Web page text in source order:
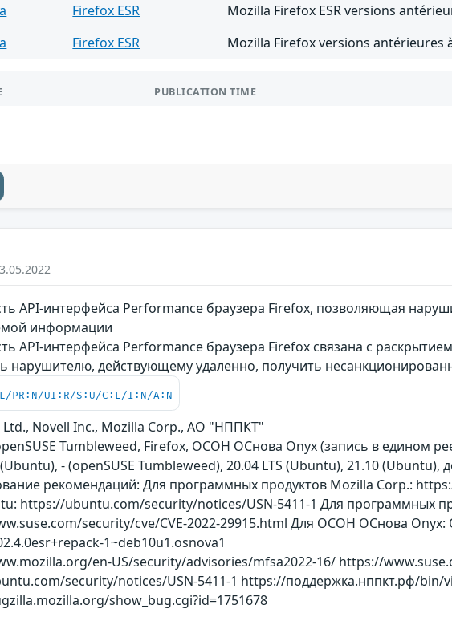
Firefox ESR
Mozilla Firefox ESR versions
Firefox ESR Mozilla Firefox versions antérieures
PUBLICATION TIME
API-интерфейса Performance браузера Firefox, позволяющая
информации
API-интерфейса Performance браузера Firefox связана с
нарушителю, действующему удаленно, получить
PR:N/UI:R/S:U/C:L/I:N/A:N
Ltd., Novell Inc., Mozilla Corp., АО "НППКТ"
Tumbleweed, Firefox, ОСОН ОСнова Оnyx (запись в едином
(Ubuntu), - (openSUSE Tumbleweed), 20.04 LTS (Ubuntu), 21.10
рекомендаций: Для программных продуктов Mozilla Corp.:
https://ubuntu.com/security/notices/USN-5411-1 Для программных
security/cve/CVE-2022-29915.html Для ОСОН ОСнова
1~deb10u1.osnova1
en-US/security/advisories/mfsa2022-16/ https://
security/notices/USN-5411-1 https://поддержка.нппкт.рф/
show_bug.cgi?id=1751678